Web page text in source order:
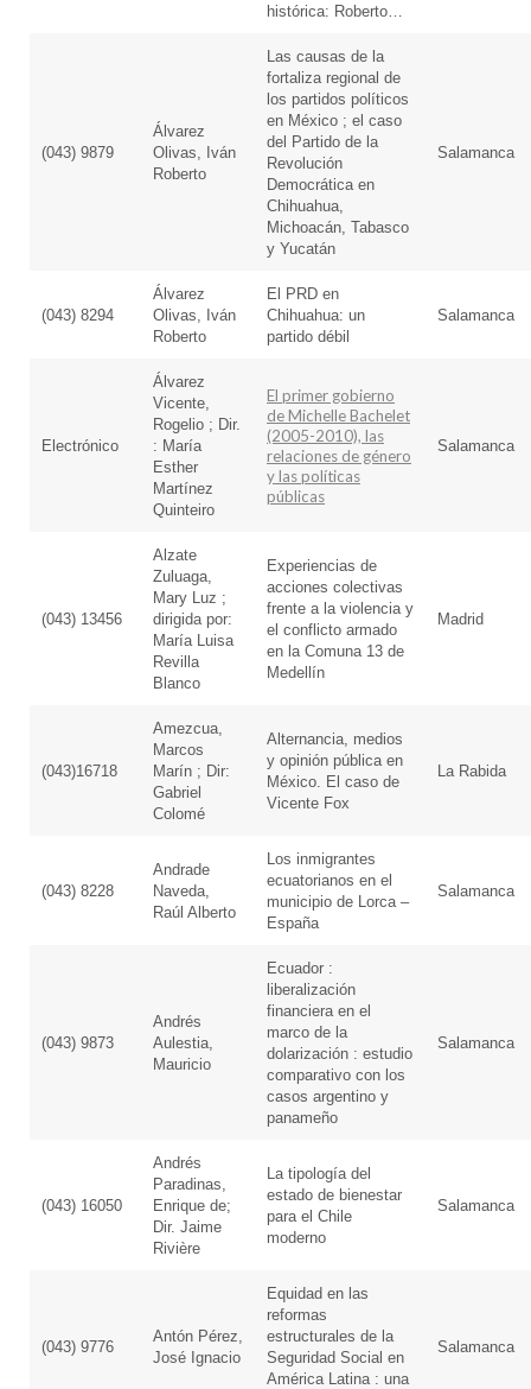
histórica: Roberto…
(043) 9879
Álvarez
Olivas, Iván
Roberto
Las causas de la
fortaliza regional de
los partidos políticos
en México ; el caso
del Partido de la
Revolución
Democrática en
Chihuahua,
Michoacán, Tabasco
y Yucatán
Salamanca
(043) 8294
Álvarez
Olivas, Iván
Roberto
El PRD en
Chihuahua: un
partido débil
Salamanca
Electrónico
Álvarez
Vicente,
Rogelio ; Dir.
: María
Esther
Martínez
Quinteiro
El primer gobierno
de Michelle Bachelet
(2005-2010), las
relaciones de género
y las políticas
públicas
Salamanca
(043) 13456
Alzate
Zuluaga,
Mary Luz ;
dirigida por:
María Luisa
Revilla
Blanco
Experiencias de
acciones colectivas
frente a la violencia y
el conflicto armado
en la Comuna 13 de
Medellín
Madrid
(043)16718
Amezcua,
Marcos
Marín ; Dir:
Gabriel
Colomé
Alternancia, medios
y opinión pública en
México. El caso de
Vicente Fox
La Rabida
(043) 8228
Andrade
Naveda,
Raúl Alberto
Los inmigrantes
ecuatorianos en el
municipio de Lorca –
España
Salamanca
(043) 9873
Andrés
Aulestia,
Mauricio
Ecuador :
liberalización
financiera en el
marco de la
dolarización : estudio
comparativo con los
casos argentino y
panameño
Salamanca
(043) 16050
Andrés
Paradinas,
Enrique de;
Dir. Jaime
Rivière
La tipología del
estado de bienestar
para el Chile
moderno
Salamanca
(043) 9776
Antón Pérez,
José Ignacio
Equidad en las
reformas
estructurales de la
Seguridad Social en
América Latina : una
Salamanca